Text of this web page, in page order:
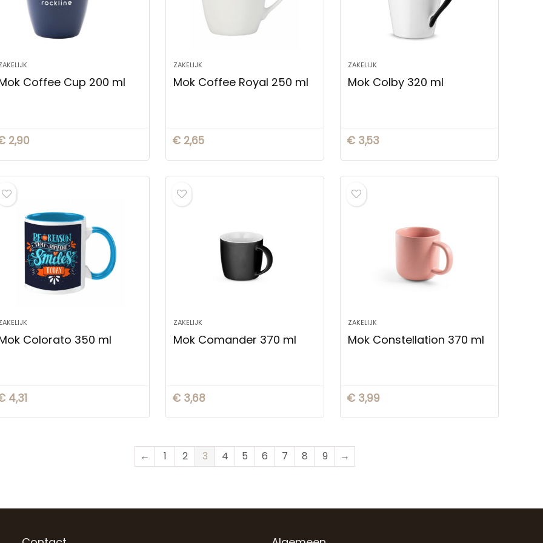
Coffee Cup 200 ml
2,90
ZAKELIJK
Mok Coffee Royal 250 ml
€2,65
ZAKELIJK
Mok Colby 320 ml
€ 3,53
Colorato 350 ml
4,31
ZAKELIJK
Mok Comander 370 ml
€3,68
ZAKELIJK
Mok Constellation 370 ml
€ 3,99
← 1 2 3 4 5 6 7 8 9 →